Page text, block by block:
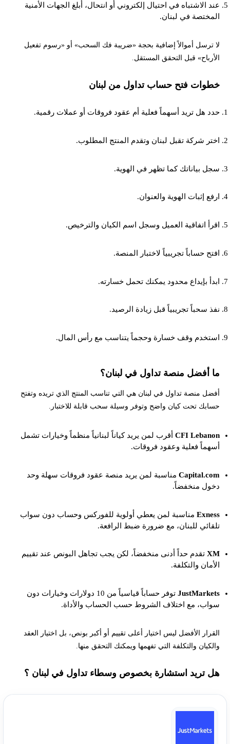
عند الاشتباه في احتيال إلكتروني أو انتحال، أبلغ الجهات الأمنية
المختصة في لبنان.
لا ترسل أموالاً إضافية بحجة «ضريبة فك السحب» أو «رسوم تفعيل
الأرباح» قبل التحقق المستقل.
خطوات فتح حساب تداول من لبنان
حدد هل تريد أسهماً فعلية أم عقود فروقات أو عملات رقمية.
اختر شركة تقبل لبنان وتقدم المنتج المطلوب.
سجل بياناتك كما تظهر في الهوية.
ارفع إثبات الهوية والعنوان.
اقرأ اتفاقية العميل وسجل اسم الكيان والترخيص.
افتح حساباً تجريبياً لاختبار المنصة.
ابدأ بإيداع محدود يمكنك تحمل خسارته.
نفذ سحباً تجريبياً قبل زيادة الرصيد.
استخدم وقف خسارة وحجماً يتناسب مع رأس المال.
ما أفضل منصة تداول في لبنان؟
أفضل منصة تداول في لبنان هي التي تناسب المنتج الذي تريده وتفتح
حسابك تحت كيان واضح وتوفر وسيلة سحب قابلة للاختبار.
CFI Lebanon أقرب لمن يريد كياناً لبنانياً منظماً وخيارات تشمل
أسهماً فعلية وعقود فروقات.
Capital.com مناسبة لمن يريد منصة عقود فروقات سهلة وحد
دخول منخفضاً.
Exness مناسبة لمن يعطي أولوية للفوركس وحساب دون سواب
تلقائي للبنان، مع ضرورة ضبط الرافعة.
XM تقدم حداً أدنى منخفضاً، لكن يجب تجاهل البونص عند تقييم
الأمان والتكلفة.
JustMarkets
توفر حساباً قياسياً من 10 دولارات وخيارات دون
سواب، مع اختلاف الشروط حسب الحساب والأداة.
القرار الأفضل ليس اختيار أعلى تقييم أو أكبر بونص، بل اختيار العقد
والكيان والتكلفة التي تفهمها ويمكنك التحقق منها.
هل تريد استشارة بخصوص وسطاء تداول في لبنان ؟